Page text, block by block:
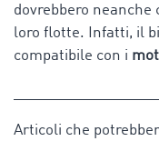
dovrebbero neanche
loro flotte. Infatti, il
compatibile con i
Articoli che